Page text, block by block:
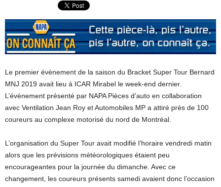
Le premier évènement de la saison du Bracket Super Tour Bernard
MNJ 2019 avait lieu à ICAR Mirabel le week-end dernier.
L’évènement présenté par NAPA Pièces d’auto en collaboration
avec Ventilation Jean Roy et Automobiles MP a attiré près de 100
coureurs au complexe motorisé du nord de Montréal.
L’organisation du Super Tour avait modifié l’horaire vendredi matin
alors que les prévisions météorologiques étaient peu
encourageantes pour la journée du dimanche. Avec ce
changement, les coureurs présents samedi avaient donc l’occasion